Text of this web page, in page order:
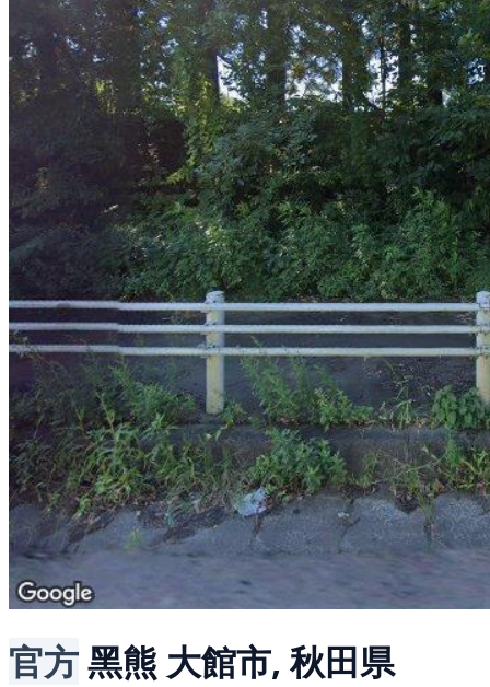
官方黑熊 大館市, 秋田県